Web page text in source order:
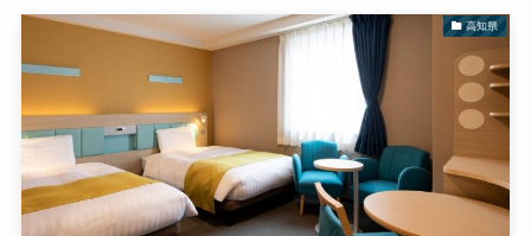
高知県